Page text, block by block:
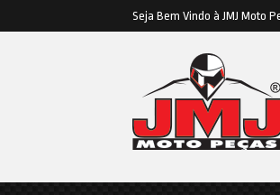
Seja Bem Vindo à JMJ Moto